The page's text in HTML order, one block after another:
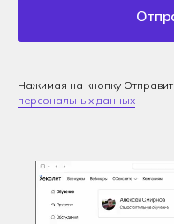
Нажимая на кнопку
персональных данных